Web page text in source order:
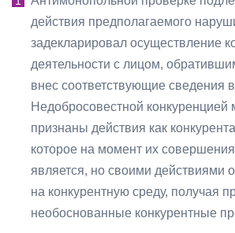
действия предполагаемого
задекларировал осуществление
деятельности с лицом,
внес соответствующие сведения
Недобросовестной конкуренцией
признаны действия как
которое на момент их
является, но своими действиями
на конкурентную среду, получая
необоснованные конкурентные